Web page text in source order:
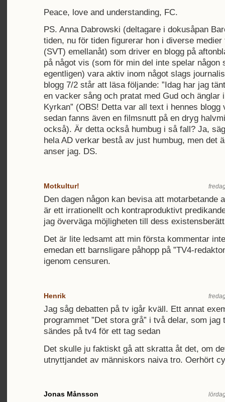
Peace, love and understanding, FC.
PS. Anna Dabrowski (deltagare i dokusåpan
tiden, nu för tiden figurerar hon i diverse medier
(SVT) emellanåt) som driver en blogg på
på något vis (som för min del inte spelar någon
egentligen) vara aktiv inom något slags
blogg 7/2 står att läsa följande: ”Idag har jag
en vacker sång och pratat med Gud och änglar
Kyrkan” (OBS! Detta var all text i hennes blogg
sedan fanns även en filmsnutt på en dryg
också). Är detta också humbug i så fall? Ja,
hela AD verkar bestå av just humbug, men det
anser jag. DS.
Motkultur!
Den dagen någon kan bevisa att motarbetande
är ett irrationellt och kontraproduktivt
jag överväga möjligheten till dess
Det är lite ledsamt att min första kommentar
emedan ett barnsligare påhopp på ”TV4-
igenom censuren.
Henrik
Jag såg debatten på tv igår kväll. Ett annat
programmet ”Det stora grå” i två delar, som jag
sändes på tv4 för ett tag sedan
Det skulle ju faktiskt gå att skratta åt det, om
utnyttjandet av människors naiva tro. Oerhört
Jonas Månsson